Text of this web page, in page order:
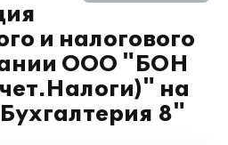
и налогового
ООО "БОН
на
8"